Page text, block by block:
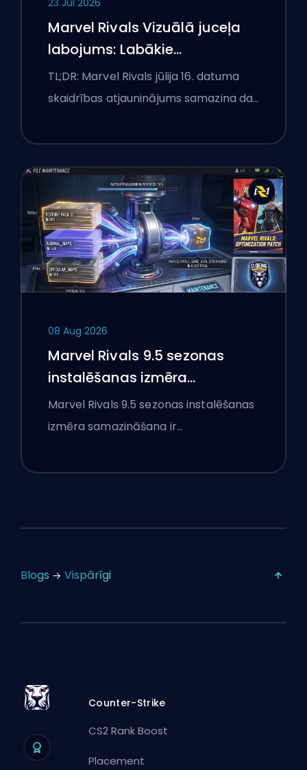
Marvel Rivals Vizuālā juceļa
labojums: Labākie
konkurences iestatījumi pēc
jūlija 16. atjauninājuma
TL;DR: Marvel Rivals jūlija 16. datuma
skaidrības atjauninājums samazina da…
08 Aug 2026
Marvel Rivals 9.5 sezonas
instalēšanas izmēra
samazināšana skaidrota
Marvel Rivals 9.5 sezonas instalēšanas
izmēra samazināšana ir…
Blogs Vispārīgi
Counter-Strike
CS2 Rank Boost
Placement